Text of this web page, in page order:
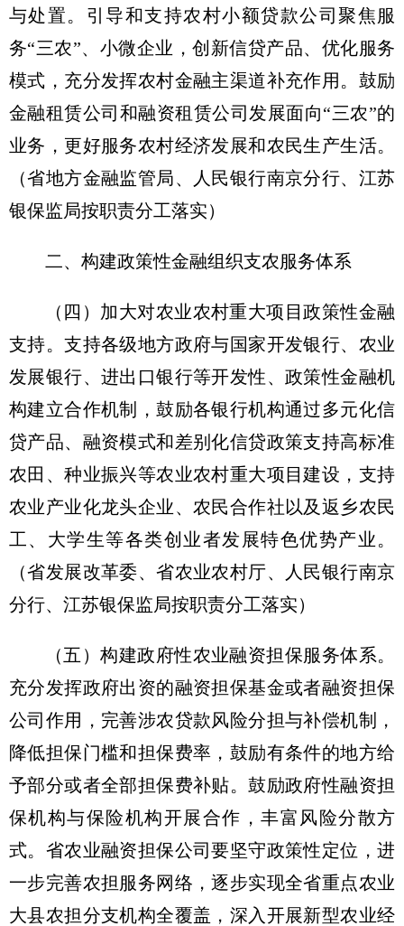
与处置。引导和支持农村小额贷款公司聚焦服
务“三农”、小微企业，创新信贷产品、优化服务
模式，充分发挥农村金融主渠道补充作用。鼓励
金融租赁公司和融资租赁公司发展面向“三农”的
业务，更好服务农村经济发展和农民生产生活。
（省地方金融监管局、人民银行南京分行、江苏
银保监局按职责分工落实）
二、构建政策性金融组织支农服务体系
（四）加大对农业农村重大项目政策性金融
支持。支持各级地方政府与国家开发银行、农业
发展银行、进出口银行等开发性、政策性金融机
构建立合作机制，鼓励各银行机构通过多元化信
贷产品、融资模式和差别化信贷政策支持高标准
农田、种业振兴等农业农村重大项目建设，支持
农业产业化龙头企业、农民合作社以及返乡农民
工、大学生等各类创业者发展特色优势产业。
（省发展改革委、省农业农村厅、人民银行南京
分行、江苏银保监局按职责分工落实）
（五）构建政府性农业融资担保服务体系。
充分发挥政府出资的融资担保基金或者融资担保
公司作用，完善涉农贷款风险分担与补偿机制，
降低担保门槛和担保费率，鼓励有条件的地方给
予部分或者全部担保费补贴。鼓励政府性融资担
保机构与保险机构开展合作，丰富风险分散方
式。省农业融资担保公司要坚守政策性定位，进
一步完善农担服务网络，逐步实现全省重点农业
大县农担分支机构全覆盖，深入开展新型农业经